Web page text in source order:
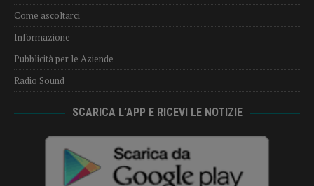
Come ascoltarci
Informazione
Pubblicità per le Aziende
Radio Sound
SCARICA L’APP E RICEVI LE NOTIZIE